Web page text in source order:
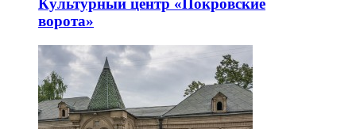
Культурный центр «Покровские
ворота»